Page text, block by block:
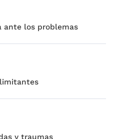
ante los problemas
y traumas